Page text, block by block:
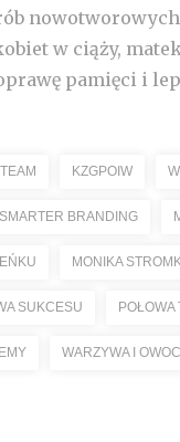
w ciąży,
pamięci i
KZGPOIW
BRANDING
MONIKA
SUKCESU POŁOWA
WARZYWA I